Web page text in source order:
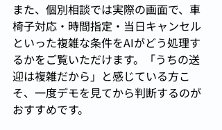
また、個別相談では実際の画面で、車
椅子対応・時間指定・当日キャンセル
といった複雑な条件をAIがどう処理す
るかをご覧いただけます。「うちの送
迎は複雑だから」と感じている方こ
そ、一度デモを見てから判断するのが
おすすめです。